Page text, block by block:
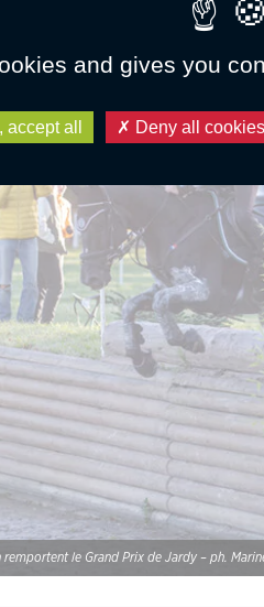
remportent le Grand Prix de Jardy – ph.
and gives you
accept all Deny all cookies